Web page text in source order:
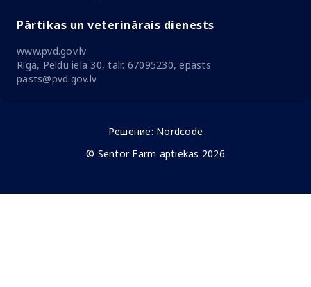
Pārtikas un veterinārais dienests
www.pvd.gov.lv
Rīga, Peldu iela 30, tālr. 67095230, epasts
pasts@pvd.gov.lv
Решение: Nordcode
© Sentor Farm aptiekas 2026